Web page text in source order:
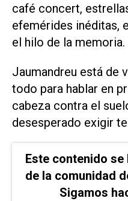
café concert,
efemérides inéditas,
el hilo de la memoria.
Jaumandreu está de
todo para hablar en
cabeza contra el
desesperado exigir
Este contenido
de la comunidad
Sigamos